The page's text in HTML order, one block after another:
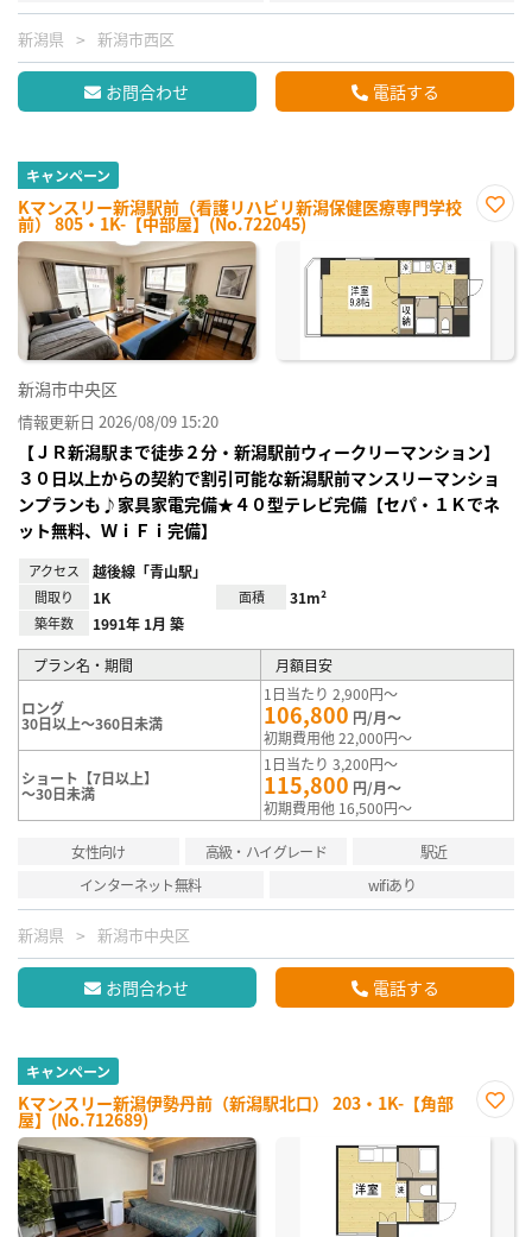
新潟県 新潟市西区
お問合わせ 電話する
キャンペーン
Kマンスリー新潟駅前（看護リハビリ新潟保健医療専門学校
前） 805・1K-【中部屋】(No.722045)
に入
録
新潟市中央区
情報更新日 2026/08/09 15:20
【ＪＲ新潟駅まで徒歩２分・新潟駅前ウィークリーマンション】
３０日以上からの契約で割引可能な新潟駅前マンスリーマンショ
ンプランも♪家具家電完備★４０型テレビ完備【セパ・１Ｋでネ
ット無料、ＷｉＦｉ完備】
アクセス 越後線「青山駅」
間取り 1K 面積 31m²
築年数 1991年 1月 築
プラン名・期間 月額目安
ロング
30日以上～360日未満
1日当たり 2,900円～
106,800 円/月～
初期費用他 22,000円～
ショート【7日以上】
～30日未満
1日当たり 3,200円～
115,800 円/月～
初期費用他 16,500円～
女性向け 高級・ハイグレード
駅近
インターネット無料
wifiあり
新潟県 新潟市中央区
お問合わせ 電話する
キャンペーン
Kマンスリー新潟伊勢丹前（新潟駅北口） 203・1K-【角部
屋】(No.712689)
に入